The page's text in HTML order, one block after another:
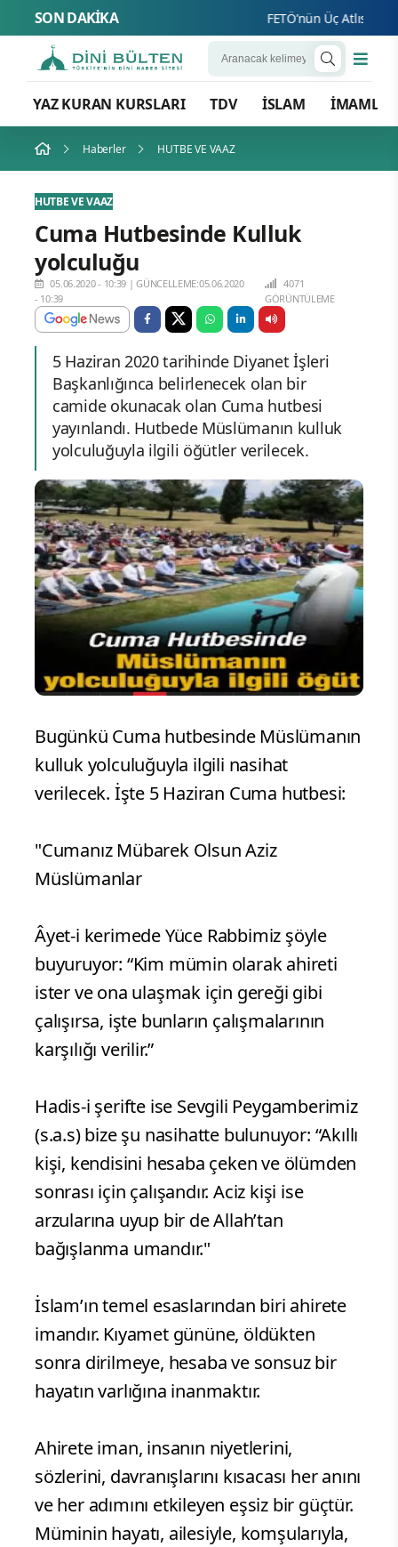
SON DAKİKA FETÖ’nün Üç Atlısı!
YAZ KURAN KURSLARI TDV İSLAM İMAMLAR
Haberler HUTBE VE VAAZ
HUTBE VE VAAZ
Cuma Hutbesinde Kulluk
yolculuğu
05.06.2020 - 10:39 |GÜNCELLEME:05.06.2020
- 10:39
4071
GÖRÜNTÜLEME
5 Haziran 2020 tarihinde Diyanet İşleri
Başkanlığınca belirlenecek olan bir
camide okunacak olan Cuma hutbesi
yayınlandı. Hutbede Müslümanın kulluk
yolculuğuyla ilgili öğütler verilecek.
Bugünkü Cuma hutbesinde Müslümanın
kulluk yolculuğuyla ilgili nasihat
verilecek. İşte 5 Haziran Cuma hutbesi:
"Cumanız Mübarek Olsun Aziz
Müslümanlar
Âyet-i kerimede Yüce Rabbimiz şöyle
buyuruyor: “Kim mümin olarak ahireti
ister ve ona ulaşmak için gereği gibi
çalışırsa, işte bunların çalışmalarının
karşılığı verilir.”
Hadis-i şerifte ise Sevgili Peygamberimiz
(s.a.s) bize şu nasihatte bulunuyor: “Akıllı
kişi, kendisini hesaba çeken ve ölümden
sonrası için çalışandır. Aciz kişi ise
arzularına uyup bir de Allah’tan
bağışlanma umandır."
İslam’ın temel esaslarından biri ahirete
imandır. Kıyamet gününe, öldükten
sonra dirilmeye, hesaba ve sonsuz bir
hayatın varlığına inanmaktır.
Ahirete iman, insanın niyetlerini,
sözlerini, davranışlarını kısacası her anını
ve her adımını etkileyen eşsiz bir güçtür.
Müminin hayatı, ailesiyle, komşularıyla,